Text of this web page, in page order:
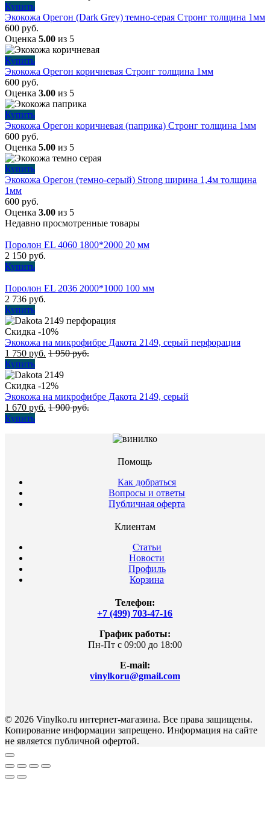
Купить
Экокожа Орегон (Dark Grey) темно-серая Стронг толщина 1мм
600 руб.
Оценка 5.00 из 5
Купить
Экокожа Орегон коричневая Стронг толщина 1мм
600 руб.
Оценка 3.00 из 5
Купить
Экокожа Орегон коричневая (паприка) Стронг толщина 1мм
600 руб.
Оценка 5.00 из 5
Купить
Экокожа Орегон (темно-серый) Strong ширина 1,4м толщина
1мм
600 руб.
Оценка 3.00 из 5
Недавно просмотренные товары
Поролон EL 4060 1800*2000 20 мм
2 150 руб.
Купить
Поролон EL 2036 2000*1000 100 мм
2 736 руб.
Купить
Скидка -10%
Экокожа на микрофибре Дакота 2149, серый перфорация
1 750 руб. 1 950руб.
Купить
Скидка -12%
Экокожа на микрофибре Дакота 2149, серый
1 670 руб. 1 900руб.
Купить
Помощь
Как добраться
Вопросы и ответы
Публичная оферта
Клиентам
Статьи
Новости
Профиль
Корзина
Телефон:
+7 (499) 703-47-16
График работы:
Пн-Пт с 09:00 до 18:00
E-mail:
vinylkoru@gmail.com
© 2026 Vinylko.ru интернет-магазина. Все права защищены.
Копирование информации запрещено. Информация на сайте
не является публичной офертой.